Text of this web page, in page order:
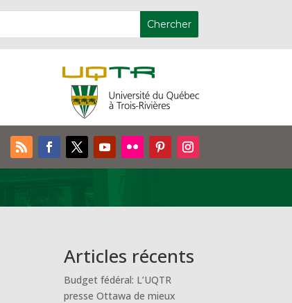
Articles récents
Budget fédéral: L’UQTR
presse Ottawa de mieux